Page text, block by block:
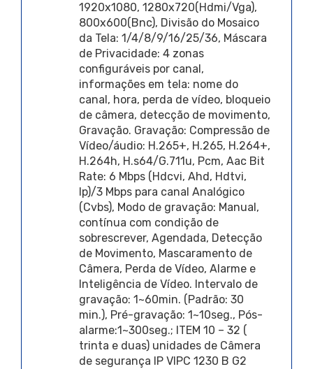
1920x1080, 1280x720(Hdmi/Vga),
800x600(Bnc), Divisão do Mosaico
da Tela: 1/4/8/9/16/25/36, Máscara
de Privacidade: 4 zonas
configuráveis por canal,
informações em tela: nome do
canal, hora, perda de vídeo, bloqueio
de câmera, detecção de movimento,
Gravação. Gravação: Compressão de
Vídeo/áudio: H.265+, H.265, H.264+,
H.264h, H.s64/G.711u, Pcm, Aac Bit
Rate: 6 Mbps (Hdcvi, Ahd, Hdtvi,
Ip)/3 Mbps para canal Analógico
(Cvbs), Modo de gravação: Manual,
contínua com condição de
sobrescrever, Agendada, Detecção
de Movimento, Mascaramento de
Câmera, Perda de Vídeo, Alarme e
Inteligência de Vídeo. Intervalo de
gravação: 1~60min. (Padrão: 30
min.), Pré-gravação: 1~10seg., Pós-
alarme:1~300seg.; ITEM 10 – 32 (
trinta e duas) unidades de Câmera
de segurança IP VIPC 1230 B G2